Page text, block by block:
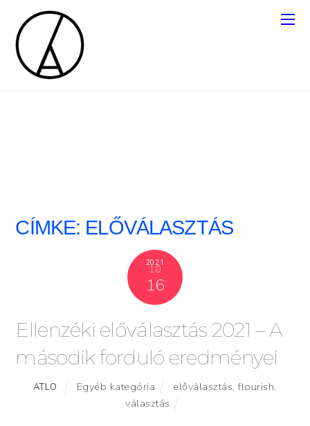
CÍMKE: ELŐVÁLASZTÁS
2021
10
16
Ellenzéki előválasztás 2021 – A
második forduló eredményei
ATLO Egyéb kategória előválasztás,flourish,
választás